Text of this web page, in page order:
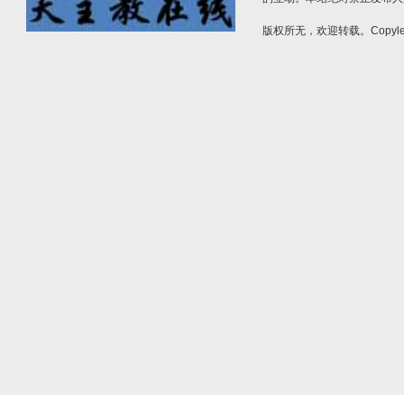
版权所无，欢迎转载。